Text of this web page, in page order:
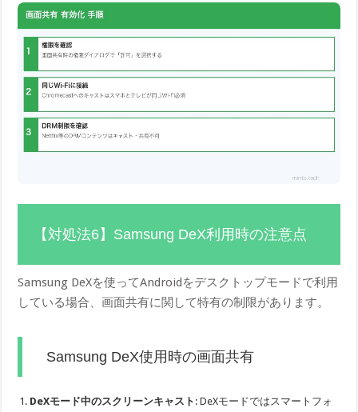
【対処法6】Samsung DeX利用時の注意点
Samsung DeXを使ってAndroidをデスクトップモードで利用
している場合、画面共有に関して特有の制限があります。
Samsung DeX使用時の画面共有
DeXモード中のスクリーンキャスト : DeXモードではスマートフォ